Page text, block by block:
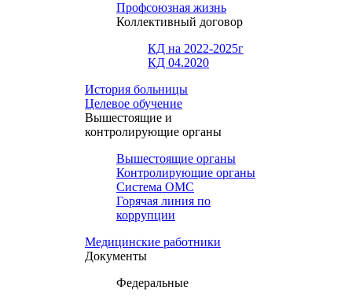
Профсоюзная жизнь
Коллективный договор
КД на 2022-2025г
КД 04.2020
История больницы
Целевое обучение
Вышестоящие и
контролирующие органы
Вышестоящие органы
Контролирующие органы
Система ОМС
Горячая линия по
коррупции
Медицинские работники
Документы
Федеральные